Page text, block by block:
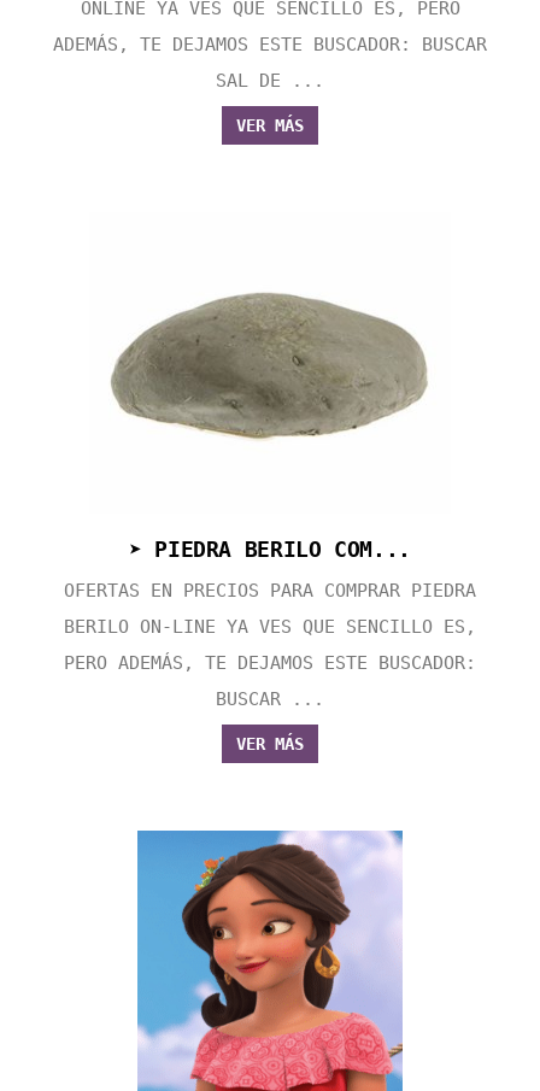
ONLINE YA VES QUE SENCILLO ES, PERO
ADEMÁS, TE DEJAMOS ESTE BUSCADOR: BUSCAR
SAL DE ...
VER MÁS
➤ PIEDRA BERILO COM...
OFERTAS EN PRECIOS PARA COMPRAR PIEDRA
BERILO ON-LINE YA VES QUE SENCILLO ES,
PERO ADEMÁS, TE DEJAMOS ESTE BUSCADOR:
BUSCAR ...
VER MÁS